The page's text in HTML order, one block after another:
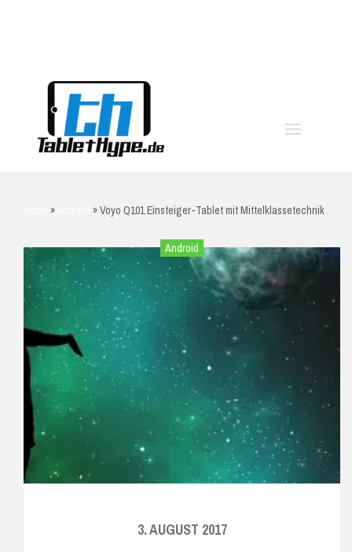
» »Voyo Q101 Einsteiger-Tablet mit Mittelklassetechnik
Android
3. AUGUST 2017